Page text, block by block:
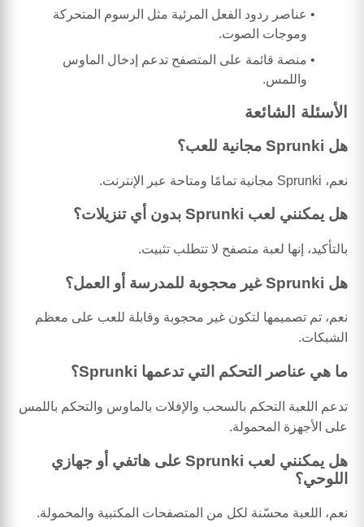
عناصر ردود الفعل المرئية مثل الرسوم المتحركة
وموجات الصوت.
منصة قائمة على المتصفح تدعم إدخال الماوس
واللمس.
الأسئلة الشائعة
هل Sprunki مجانية للعب؟
نعم، Sprunki مجانية تمامًا ومتاحة عبر الإنترنت.
هل يمكنني لعب Sprunki بدون أي تنزيلات؟
بالتأكيد، إنها لعبة متصفح لا تتطلب تثبيت.
هل Sprunki غير محجوبة للمدرسة أو العمل؟
نعم، تم تصميمها لتكون غير محجوبة وقابلة للعب على معظم
الشبكات.
ما هي عناصر التحكم التي تدعمها Sprunki؟
تدعم اللعبة التحكم بالسحب والإفلات بالماوس والتحكم باللمس
على الأجهزة المحمولة.
هل يمكنني لعب Sprunki على هاتفي أو جهازي
اللوحي؟
نعم، اللعبة محسّنة لكل من المتصفحات المكتبية والمحمولة.